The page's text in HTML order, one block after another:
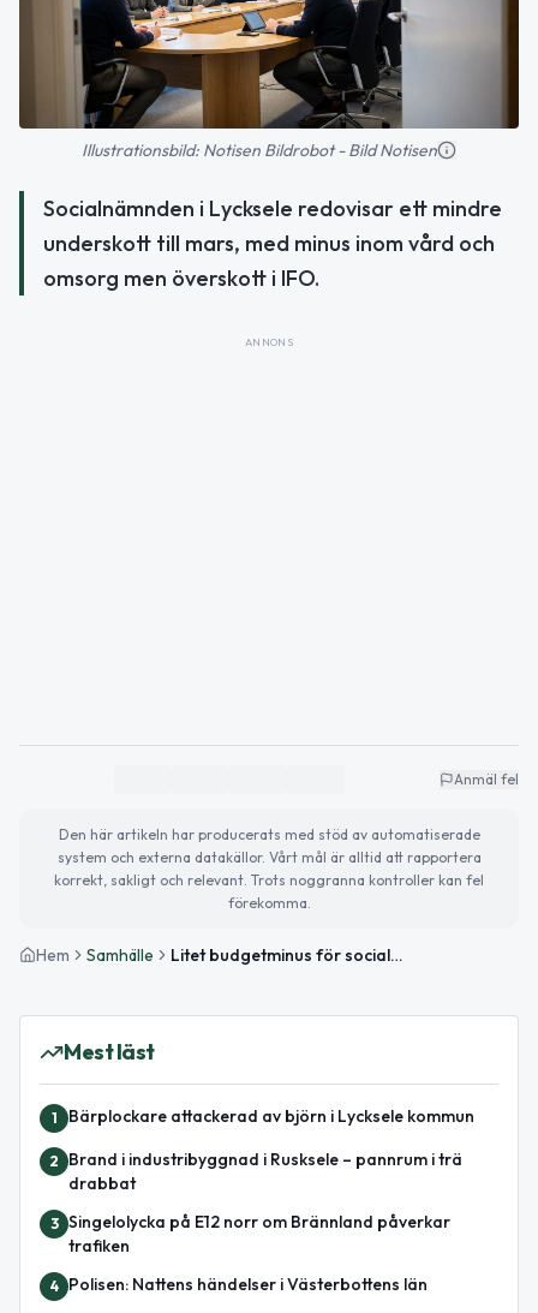
Illustrationsbild: Notisen Bildrobot - Bild Notisen
Socialnämnden i Lycksele redovisar ett mindre
underskott till mars, med minus inom vård och
omsorg men överskott i IFO.
ANNONS
Anmäl fel
Den här artikeln har producerats med stöd av automatiserade
system och externa datakällor. Vårt mål är alltid att rapportera
korrekt, sakligt och relevant. Trots noggranna kontroller kan fel
förekomma.
Hem Samhälle Litet budgetminus för socialnämnden i Lycksele
Mest läst
1 Bärplockare attackerad av björn i Lycksele kommun
2
Brand i industribyggnad i Rusksele – pannrum i trä
drabbat
3 Singelolycka på E12 norr om Brännland påverkar
trafiken
4 Polisen: Nattens händelser i Västerbottens län